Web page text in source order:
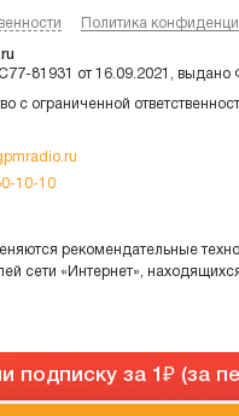
Политика
81931 от 16.09.2021,
с ограниченной
10-10
рекомендательные
сети «Интернет»,
подписку за 1 (за